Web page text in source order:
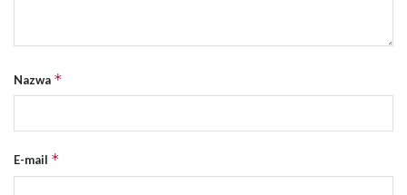
Nazwa *
E-mail *